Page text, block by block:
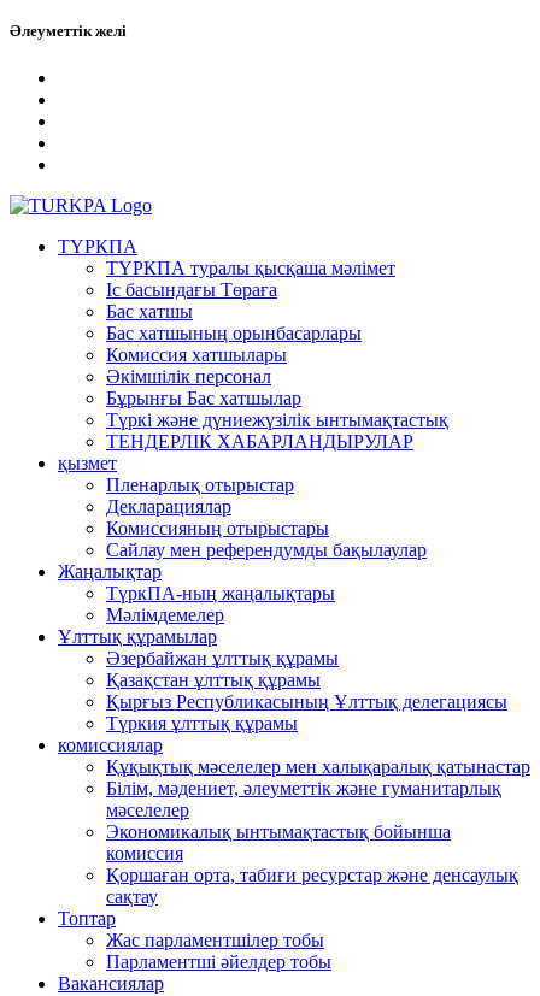
Әлеуметтік желі
ТҮРКПА
ТҮРКПА туралы қысқаша мәлімет
Iс басындағы Төраға
Бас хатшы
Бас хатшының орынбасарлары
Комиссия хатшылары
Әкімшілік персонал
Бұрынғы Бас хатшылар
Түркі және дүниежүзілік ынтымақтастық
ТЕНДЕРЛІК ХАБАРЛАНДЫРУЛАР
қызмет
Пленарлық отырыстар
Декларациялар
Комиссияның отырыстары
Сайлау мен референдумды бақылаулар
Жаңалықтар
ТүркПА-ның жаңалықтары
Мәлімдемелер
Ұлттық құрамылар
Әзербайжан ұлттық құрамы
Қазақстан ұлттық құрамы
Қырғыз Республикасының Ұлттық делегациясы
Түркия ұлттық құрамы
комиссиялар
Құқықтық мәселелер мен халықаралық қатынастар
Білім, мәдениет, әлеуметтік және гуманитарлық
мәселелер
Экономикалық ынтымақтастық бойынша
комиссия
Қоршаған орта, табиғи ресурстар және денсаулық
сақтау
Топтар
Жас парламентшілер тобы
Парламентші әйелдер тобы
Вакансиялар